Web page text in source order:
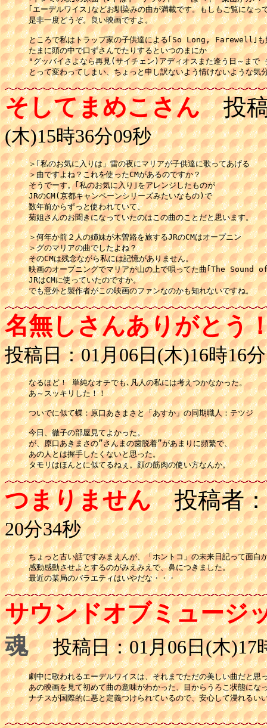
｢エーデルワイス｣などお馴染みの曲が満載です。もしもご覧になっ
是非一度どうぞ。良い映画ですよ。
ところで私はトラップ家の子供達による｢So Long, Farewell｣も
たまに頭の中で口ずさんでたりするといつのまにか
"グッバイさよなら再見(サイチェン)アディオスまた逢う日～まで
とって変わってしまい、ちょっと申し訳ないよう情けないような気
そしてまめこさん投稿
(木)15時36分09秒
＞｢私のお気に入りは」雷の夜にマリアが子供達に歌ってあげる
＞曲ですよね？これを使ったCMがあるのですか？
そうでーす。｢私のお気に入り｣をアレンジしたものが
JRのCM(京都キャンペーンシリーズみたいなもの)で
数年前からずっと使われていて、
菊姐さんのお聞きになっていたのはこの曲のことだと思います。
＞何年か前２人の姉妹が木曽路を旅するJRのCMはオープニン
＞グのマリアの曲でしたよね？
そのCMは残念ながら私には記憶がありません。
映画のオープニングでマリアが山の上で唄ってた曲｢The Sound
JRはCMに使っていたのですか。
でも意外と製作者がこの映画のファンなのかも知れないですね。
名無しさんありがとう
投稿日：01月06日(木)16時16
なるほど！ 単純なオチでも､凡人の私には考えつかなかった。
あ～スッキリした！！
ついでに似て蝶：原口あきまさと「あすか」の同期職人：テツジ
今日、徹子の部屋見てよかった。
が、原口あきまさの”さんまの歯脱着”があまりに頻繁で、
あの人とは握手したくないと思った。
タモリはほんとに似てるねぇ。顔の筋肉の使い方なんか。
つまりません投稿者：
20分34秒
ちょっと古い話ですみまえんが、「ホントコ」の未来日記って面白
感動感動させよとするのがみえみえで、鼻につきました。
最近の某局のバラエティはいやだな・・・
サウンドオブミュージ
魂 投稿日：01月06日(木)17
劇中に歌われるエーデルワイスは、それまでただの美しい曲だと思
あの映画を見て初めて曲の意味がわかった、目からうろこ状態にな
ナチスが国際的に悪と定義つけられているので、安心して浸れるい